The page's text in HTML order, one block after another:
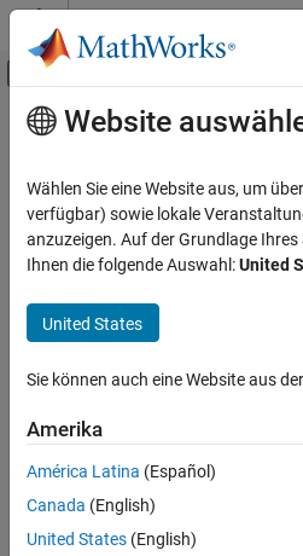
Weiter zum Inhalt
Umschaltung für
Startseite der Dokumentation
Hauptinhalt
How useful was
Website
Wählen Sie eine Website aus, um
verfügbar) sowie lokale
anzuzeigen. Auf der Grundlage
Ihnen die folgende Auswahl:United
United States
Sie können auch eine Website aus
Amerika
América Latina (Español)
Canada (English)
United States (English)